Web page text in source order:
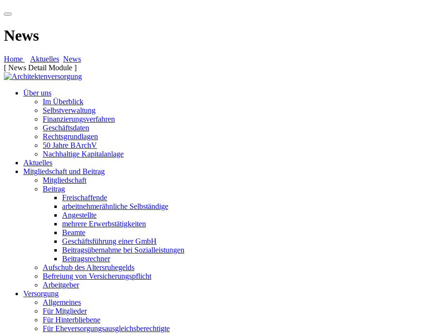
News
Home Aktuelles News
[ News Detail Module ]
Über uns
Im Überblick
Selbstverwaltung
Finanzierungsverfahren
Geschäftsdaten
Rechtsgrundlagen
50 Jahre BArchV
Nachhaltige Kapitalanlage
Aktuelles
Mitgliedschaft und Beitrag
Mitgliedschaft
Beitrag
Freischaffende
arbeitnehmerähnliche Selbständige
Angestellte
mehrere Erwerbstätigkeiten
Beamte
Geschäftsführung einer GmbH
Beitragsübernahme bei Sozialleistungen
Beitragsrechner
Aufschub des Altersruhegelds
Befreiung von Versicherungspflicht
Arbeitgeber
Versorgung
Allgemeines
Für Mitglieder
Für Hinterbliebene
Für Eheversorgungsausgleichsberechtigte